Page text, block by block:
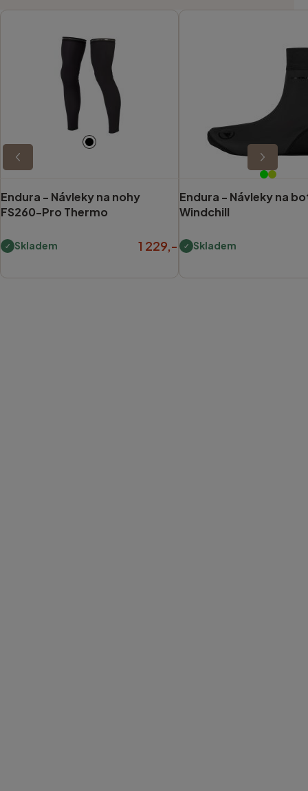
Endura - Návleky na nohy
FS260-Pro Thermo
Skladem 1 229,-
Endura - Návleky na
Windchill
Skladem